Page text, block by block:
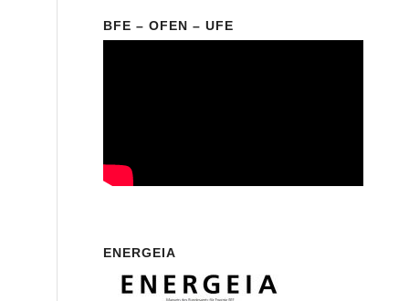
BFE – OFEN – UFE
ENERGEIA